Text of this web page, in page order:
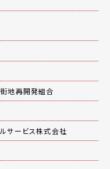
地再開発組合
サービス株式会社